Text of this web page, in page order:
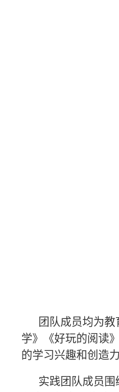
团队成员均为
学》《好玩的阅读
的学习兴趣和创造力
实践团队成员